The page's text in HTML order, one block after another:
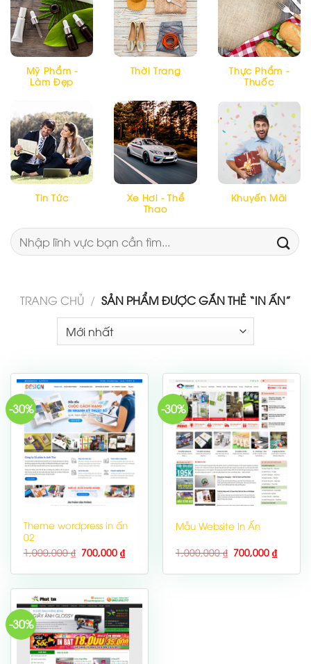
Mỹ Phẩm -
Làm Đẹp
Thời Trang
Thực Phẩm -
Thuốc
Tin Tức
Xe Hơi - Thể
Thao
Khuyến Mãi
Tìm
kiếm:
TRANG CHỦ / SẢN PHẨM ĐƯỢC GẮN THẺ “IN ẤN”
-30%
Theme wordpress in ấn
02
1,000,000₫ 700,000 ₫
-30%
Mẫu Website In Ấn
1,000,000₫ 700,000 ₫
-30%